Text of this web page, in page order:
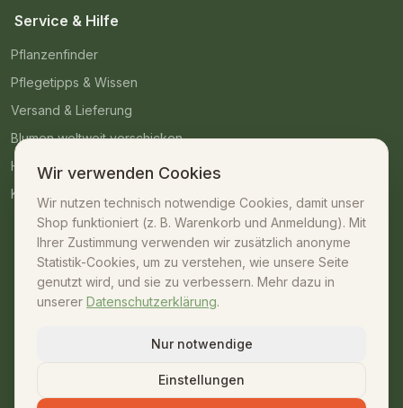
Service & Hilfe
Pflanzenfinder
Pflegetipps & Wissen
Versand & Lieferung
Blumen weltweit verschicken
Häufige Fragen
Kontakt
Kontakt
07042 – 23009
shop@unsere-gaertnerei.de
Wir verwenden Cookies
Wir nutzen technisch notwendige Cookies, damit unser
Shop funktioniert (z. B. Warenkorb und Anmeldung). Mit
Ihrer Zustimmung verwenden wir zusätzlich anonyme
Statistik-Cookies, um zu verstehen, wie unsere Seite
genutzt wird, und sie zu verbessern. Mehr dazu in
unserer Datenschutzerklärung.
Nur notwendige
Einstellungen